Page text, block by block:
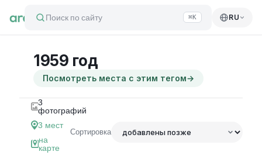
Поиск по сайту ⌘K RU
1959 год
Посмотреть места с этим тегом→
3
фотографий
3 мест
на
карте
Сортировка